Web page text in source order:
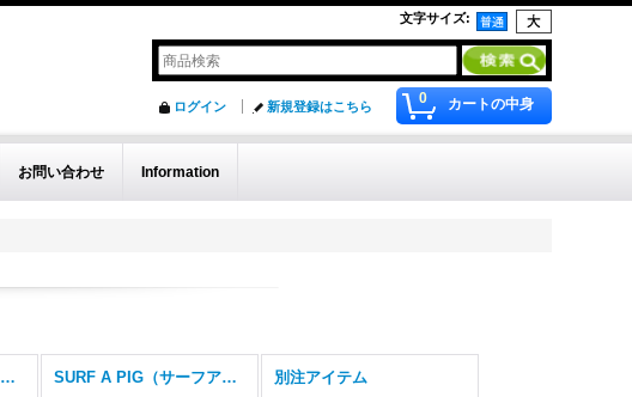
文字サイズ:
0 カートの中身
ログイン 新規登録はこちら
お問い合わせ Information
JUNKY THE PIG（ジャンキーザピッグ） SURF A PIG（サーフアピッグ） 別注アイテム